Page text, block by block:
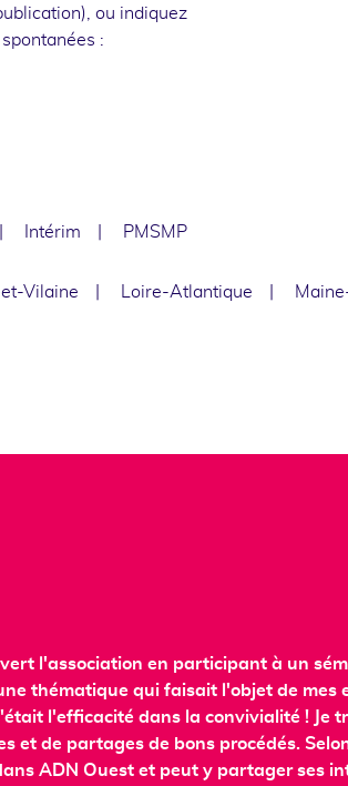
ou indiquez
:
Intérim PMSMP
et-Vilaine Loire-Atlantique
l'association en participant à un
thématique qui faisait l'objet de mes
l'efficacité dans la convivialité ! Je
et de partages de bons procédés.
ADN Ouest et peut y partager ses